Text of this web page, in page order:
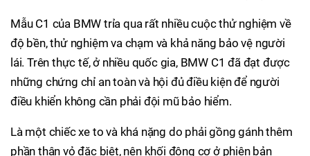
Mẫu C1 của BMW trỉa qua rất nhiều cuộc thử nghiệm về
độ bền, thử nghiệm va chạm và khả năng bảo vệ người
lái. Trên thực tế, ở nhiều quốc gia, BMW C1 đã đạt được
những chứng chỉ an toàn và hội đủ điều kiện để người
điều khiển không cần phải đội mũ bảo hiểm.
Là một chiếc xe to và khá nặng do phải gồng gánh thêm
phần thân vỏ đặc biệt, nên khối động cơ ở phiên bản